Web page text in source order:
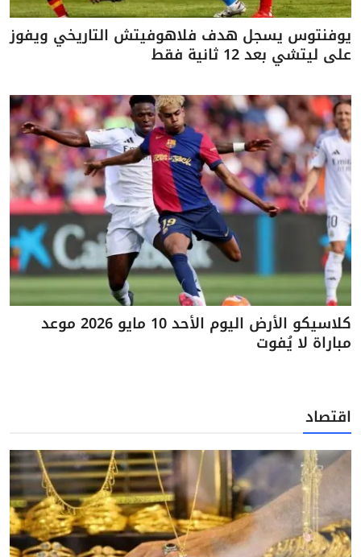
يوفنتوس يسجل هدف فلاهوفيتش التاريخي ويفوز
على ليتشي بعد 12 ثانية فقط
كلاسيكو الأرض اليوم الأحد 10 مايو 2026 موعد
مباراة لا يُفوت
اقتصاد